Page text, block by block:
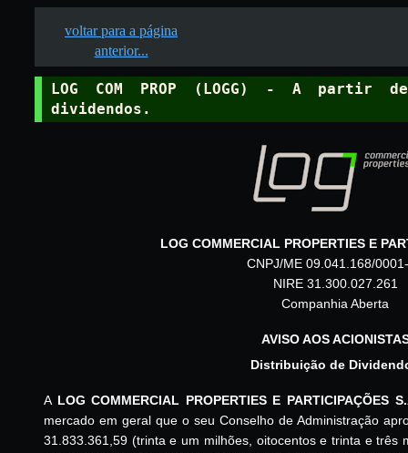
voltar para a página
anterior...
LOG COM PROP (LOGG) - A partir
dividendos.
LOG COMMERCIAL PROPERTIES E
CNPJ/ME 09.041.168/
NIRE 31.300.027.261
Companhia Aberta
AVISO AOS
Distribuição de
A LOG COMMERCIAL PROPERTIES E PARTICIPAÇÕES
mercado em geral que o seu Conselho de Administração
31.833.361,59 (trinta e um milhões, oitocentos e trinta e três